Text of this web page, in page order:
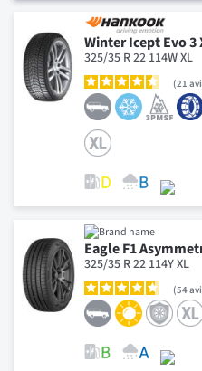
Winter Icept Evo 3
325/35 R 22 114W XL
21
Eagle F1
325/35 R 22 114Y XL
54